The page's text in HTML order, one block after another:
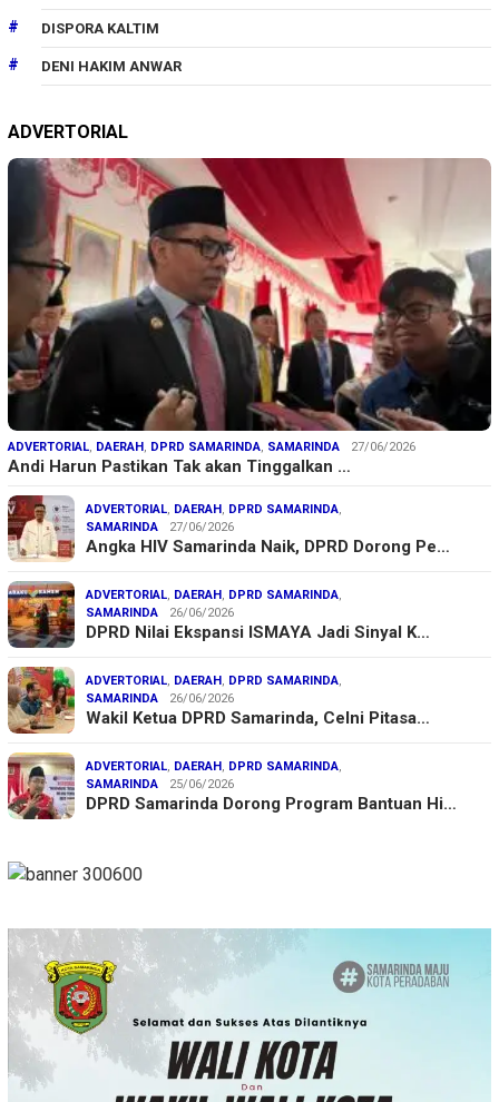
DISPORA KALTIM
DENI HAKIM ANWAR
ADVERTORIAL
ADVERTORIAL, DAERAH , DPRD SAMARINDA, SAMARINDA 27/06/2026
Andi Harun Pastikan Tak akan Tinggalkan …
ADVERTORIAL, DAERAH , DPRD SAMARINDA,
SAMARINDA
27/06/2026
Angka HIV Samarinda Naik, DPRD Dorong Pe…
ADVERTORIAL, DAERAH , DPRD SAMARINDA,
SAMARINDA
26/06/2026
DPRD Nilai Ekspansi ISMAYA Jadi Sinyal K…
ADVERTORIAL, DAERAH , DPRD SAMARINDA,
SAMARINDA
26/06/2026
Wakil Ketua DPRD Samarinda, Celni Pitasa…
ADVERTORIAL, DAERAH , DPRD SAMARINDA,
SAMARINDA
25/06/2026
DPRD Samarinda Dorong Program Bantuan Hi…